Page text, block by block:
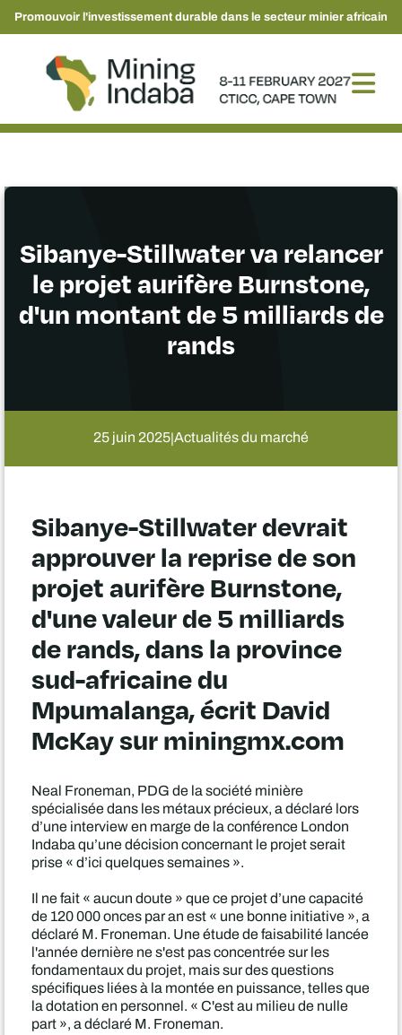
Promouvoir l'investissement durable dans le secteur minier africain
Sibanye-Stillwater va relancer
le projet aurifère Burnstone,
d'un montant de 5 milliards de
rands
25 juin 2025|Actualités du marché
Sibanye-Stillwater devrait
approuver la reprise de son
projet aurifère Burnstone,
d'une valeur de 5 milliards
de rands, dans la province
sud-africaine du
Mpumalanga, écrit David
McKay sur miningmx.com
Neal Froneman, PDG de la société minière
spécialisée dans les métaux précieux, a déclaré lors
d’une interview en marge de la conférence London
Indaba qu’une décision concernant le projet serait
prise « d’ici quelques semaines ».
Il ne fait « aucun doute » que ce projet d’une capacité
de 120 000 onces par an est « une bonne initiative », a
déclaré M. Froneman. Une étude de faisabilité lancée
l'année dernière ne s'est pas concentrée sur les
fondamentaux du projet, mais sur des questions
spécifiques liées à la montée en puissance, telles que
la dotation en personnel. « C'est au milieu de nulle
part », a déclaré M. Froneman.